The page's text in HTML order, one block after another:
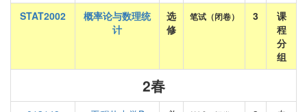
STAT2002
概率论与数理统
计
选
修
笔试（闭卷） 3
课
程
分
组
2春